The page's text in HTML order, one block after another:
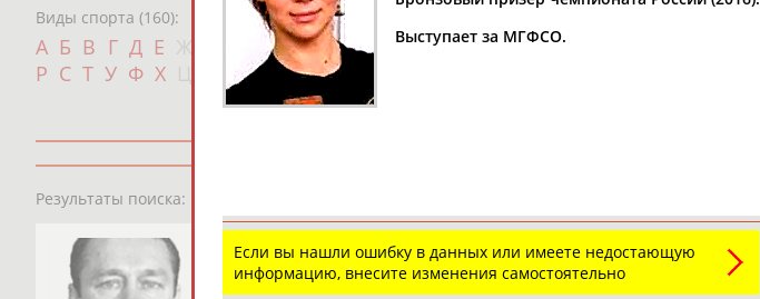
Виды спорта (160):
А Б В Г Д Е Л М Н О
П
Р С Т У Ф Х Ш Щ Э Ю
Дата рождения
Результаты поиска:
Выступает за МГФСО.
Если вы нашли ошибку в данных или имеете недостающую
информацию, внесите изменения самостоятельно